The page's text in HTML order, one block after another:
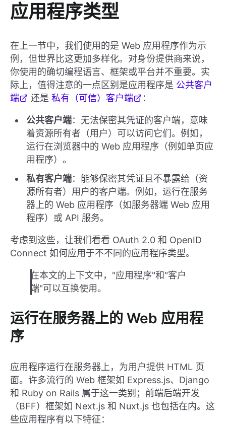
应用程序类型
在上一节中，我们使用的是 Web 应用程序作为示
例，但世界比这更加多样化。对身份提供商来说，
你使用的确切编程语言、框架或平台并不重要。实
际上，值得注意的一点区别是应用程序是 公共客户
端
还是 私有（可信）客户端 ：
公共客户端：无法保密其凭证的客户端，意味
着资源所有者（用户）可以访问它们。例如，
运行在浏览器中的 Web 应用程序（例如单页应
用程序）。
私有客户端：能够保密其凭证且不暴露给（资
源所有者）用户的客户端。例如，运行在服务
器上的 Web 应用程序（如服务器端 Web 应用
程序）或 API 服务。
考虑到这些，让我们看看 OAuth 2.0 和 OpenID
Connect 如何应用于不不同的应用程序类型。
在本文的上下文中，"应用程序"和"客户
端"可以互换使用。
运行在服务器上的 Web 应用程
序
应用程序运行在服务器上，为用户提供 HTML 页
面。许多流行的 Web 框架如 Express.js、Django
和 Ruby on Rails 属于这一类别；前端后端开发
（BFF）框架如 Next.js 和 Nuxt.js 也包括在内。这
些应用程序有以下特征：